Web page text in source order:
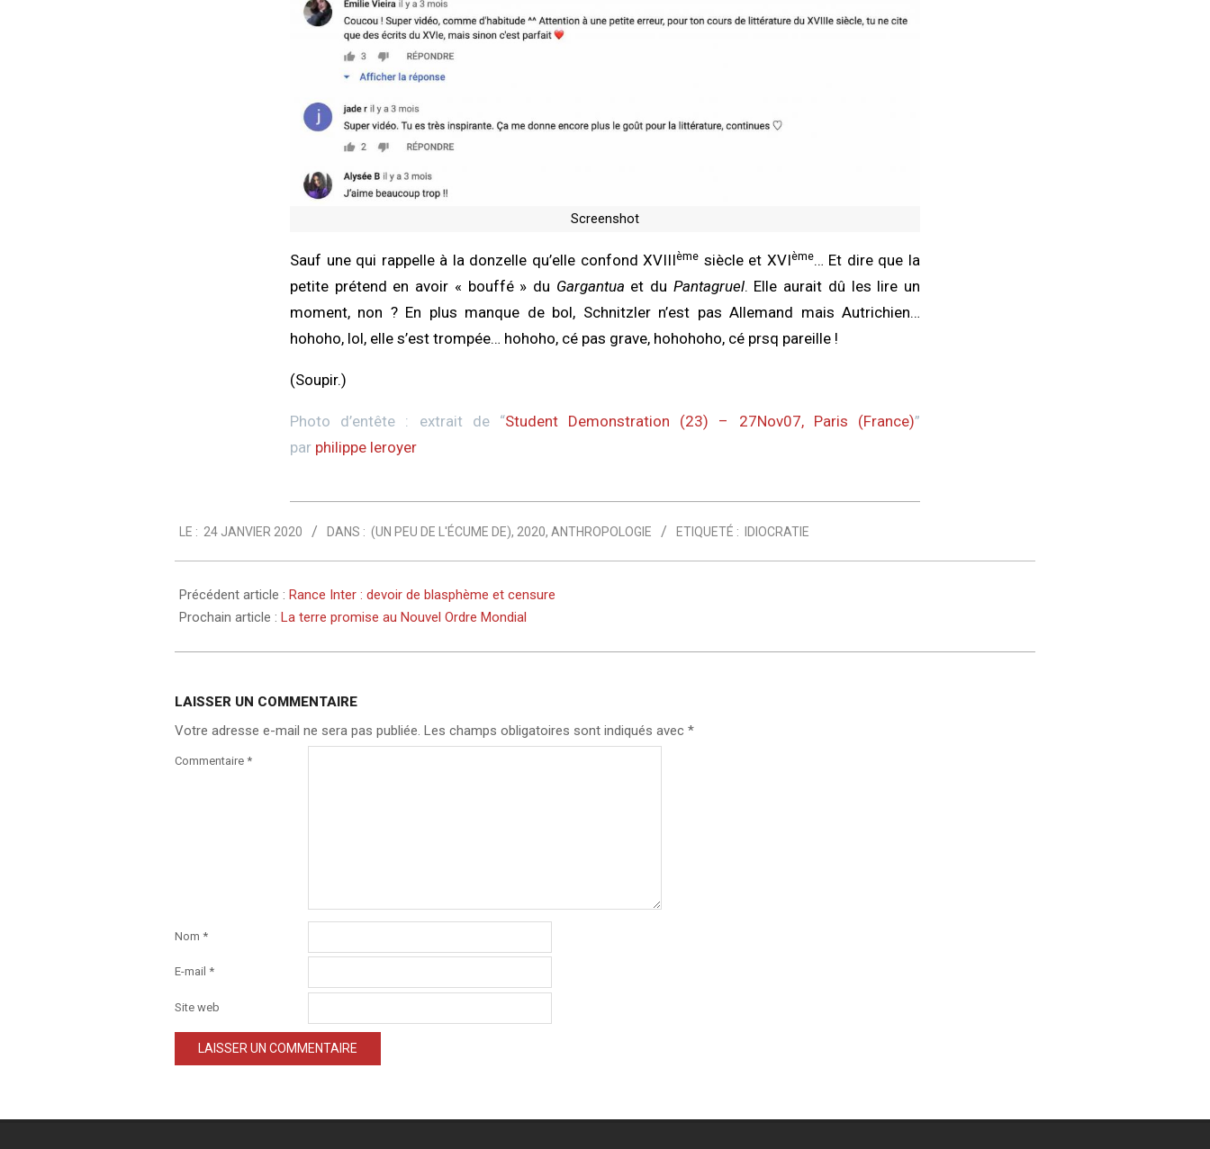
Screenshot
Sauf une qui rappelle à la donzelle qu’elle confond XVIIIème siècle et XVIème… Et dire que la
petite prétend en avoir « bouffé » du Gargantua et du Pantagruel. Elle aurait dû les lire un
moment, non ? En plus manque de bol, Schnitzler n’est pas Allemand mais Autrichien…
hohoho, lol, elle s’est trompée… hohoho, cé pas grave, hohohoho, cé prsq pareille !
(Soupir.)
Photo d’entête : extrait de “Student Demonstration (23) – 27Nov07, Paris (France)”
par philippe leroyer
01-
24
LE : 24 JANVIER 2020 DANS : (UN PEU DE L'ÉCUME DE), 2020,ANTHROPOLOGIE ETIQUETÉ : IDIOCRATIE
Précédent article :Rance Inter : devoir de blasphème et censure
Prochain article :La terre promise au Nouvel Ordre Mondial
LAISSER UN COMMENTAIRE
Votre adresse e-mail ne sera pas publiée. Les champs obligatoires sont indiqués avec*
Commentaire *
Nom *
E-mail *
Site web